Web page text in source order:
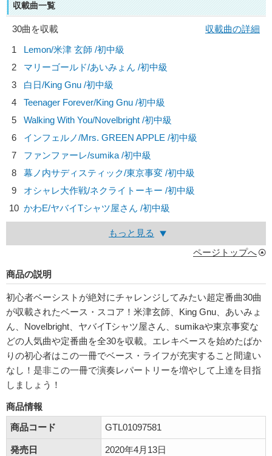
収載曲一覧
30曲を収載
収載曲の詳細
1
Lemon/米津 玄師 /初中級
2
マリーゴールド/あいみょん /初中級
3
白日/King Gnu /初中級
4
Teenager Forever/King Gnu /初中級
5
Walking With You/Novelbright /初中級
6
インフェルノ/Mrs. GREEN APPLE /初中級
7
ファンファーレ/sumika /初中級
8
幕ノ内サディスティック/東京事変 /初中級
9
オシャレ大作戦/ネクライトーキー /初中級
10 かわE/ヤバイTシャツ屋さん /初中級
もっと見る
ページトップへ
商品の説明
初心者ベーシストが絶対にチャレンジしてみたい超定番曲30曲
が収載されたベース・スコア！米津玄師、King Gnu、あいみょ
ん、Novelbright、ヤバイTシャツ屋さん、sumikaや東京事変な
どの人気曲や定番曲を全30を収載。エレキベースを始めたばか
りの初心者はこの一冊でベース・ライフが充実すること間違い
なし！是非この一冊で演奏レパートリーを増やして上達を目指
しましょう！
商品情報
商品コード
GTL01097581
発売日 2020年4月13日